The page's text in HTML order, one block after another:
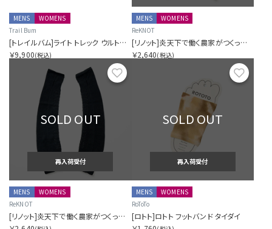
MENS
WOMENS
Trail Bum
[トレイルバム]ライト トレック ウルトラ UV
￥9,900(税込)
MENS
WOMENS
ReKNOT
[リノット]炎天下で働く農家がつくったアームカバー
￥2,640(税込)
お気に入り
SOLD OUT
再入荷受付
MENS
WOMENS
ReKNOT
[リノット]炎天下で働く農家がつくったアームカバー
SOLD OUT
再入荷受付
MENS
WOMENS
RoToTo
[ロトト]ロトト フットバンド タイダイ